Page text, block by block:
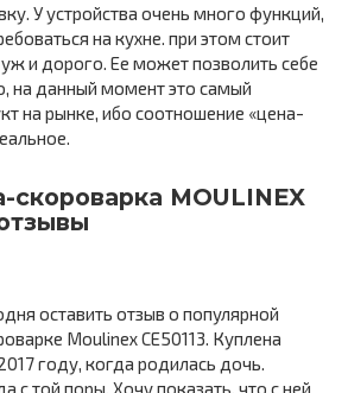
У устройства очень много функций,
на кухне. при этом стоит
и дорого. Ее может позволить себе
на данный момент это самый
на рынке, ибо соотношение «цена-
скороварка MOULINEX
оставить отзыв о популярной
Moulinex CE50113. Куплена
году, когда родилась дочь.
с той поры. Хочу показать, что с ней